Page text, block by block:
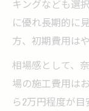
キングなども選
に優れ長期的に
方、初期費用は
相場感として、
場の施工費用は
ら2万円程度が